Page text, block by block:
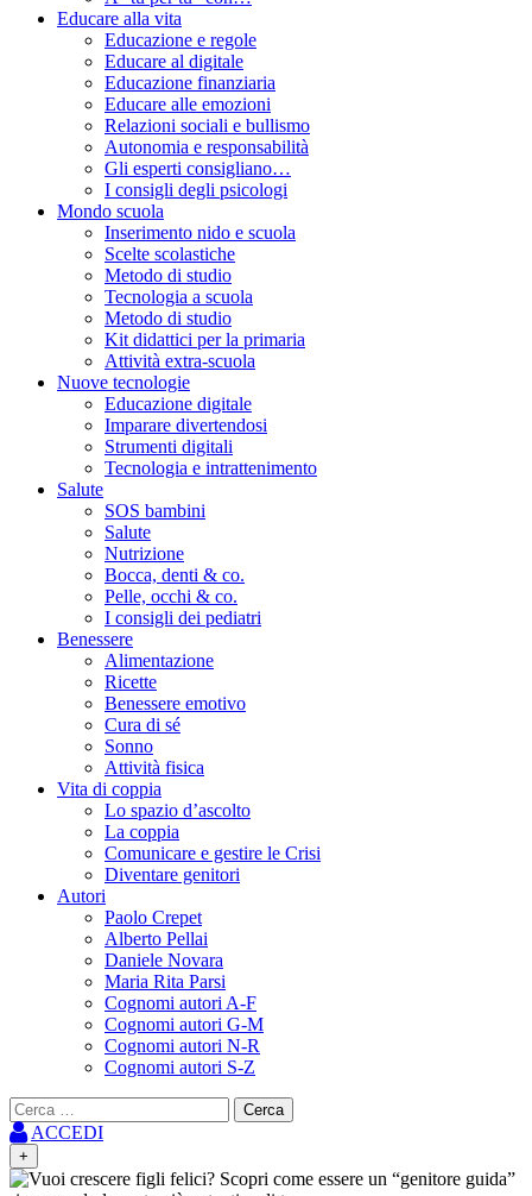
Educare alla vita
Educazione e regole
Educare al digitale
Educazione finanziaria
Educare alle emozioni
Relazioni sociali e bullismo
Autonomia e responsabilità
Gli esperti consigliano…
I consigli degli psicologi
Mondo scuola
Inserimento nido e scuola
Scelte scolastiche
Metodo di studio
Tecnologia a scuola
Metodo di studio
Kit didattici per la primaria
Attività extra-scuola
Nuove tecnologie
Educazione digitale
Imparare divertendosi
Strumenti digitali
Tecnologia e intrattenimento
Salute
SOS bambini
Salute
Nutrizione
Bocca, denti & co.
Pelle, occhi & co.
I consigli dei pediatri
Benessere
Alimentazione
Ricette
Benessere emotivo
Cura di sé
Sonno
Attività fisica
Vita di coppia
Lo spazio d’ascolto
La coppia
Comunicare e gestire le Crisi
Diventare genitori
Autori
Paolo Crepet
Alberto Pellai
Daniele Novara
Maria Rita Parsi
Cognomi autori A-F
Cognomi autori G-M
Cognomi autori N-R
Cognomi autori S-Z
Ricerca
per:ACCEDI
+